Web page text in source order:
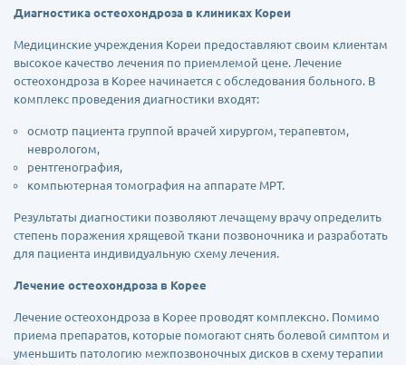
Диагностика остеохондроза в клиниках Кореи
Медицинские учреждения Кореи предоставляют своим клиентам
высокое качество лечения по приемлемой цене. Лечение
остеохондроза в Корее начинается с обследования больного. В
комплекс проведения диагностики входят:
осмотр пациента группой врачей хирургом, терапевтом,
неврологом,
рентгенография,
компьютерная томография на аппарате МРТ.
Результаты диагностики позволяют лечащему врачу определить
степень поражения хрящевой ткани позвоночника и разработать
для пациента индивидуальную схему лечения.
Лечение остеохондроза в Корее
Лечение остеохондроза в Корее проводят комплексно. Помимо
приема препаратов, которые помогают снять болевой симптом и
уменьшить патологию межпозвоночных дисков в схему терапии